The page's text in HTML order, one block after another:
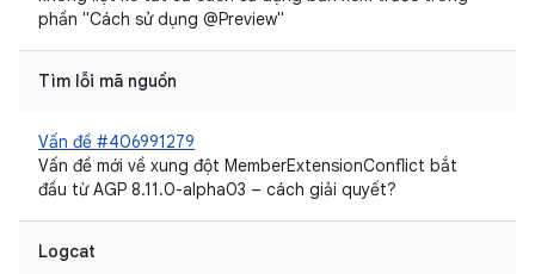
phần "Cách sử dụng @Preview"
Tìm lỗi mã nguồn
Vấn đề #406991279
Vấn đề mới về xung đột MemberExtensionConflict bắt
đầu từ AGP 8.11.0-alpha03 – cách giải quyết?
Logcat